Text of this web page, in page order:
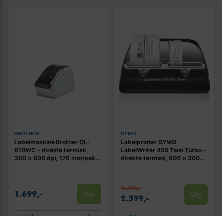
BROTHER
Labelmaskine Brother QL-
810WC - direkte termisk,
300 × 600 dpi, 176 mm/sek.,
1.699,- Vis
DYMO
Labelprinter DYMO
LabelWriter 450 Twin Turbo -
direkte termisk, 600 × 300
2.799,-
2.599,- Vis